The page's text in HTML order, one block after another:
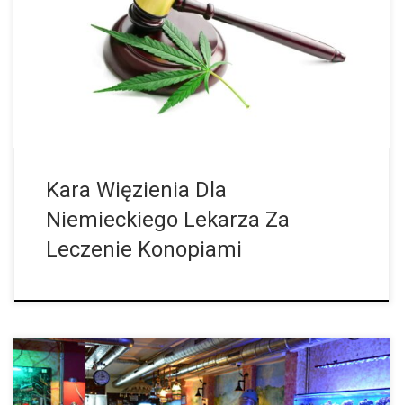
Negatywne Skutki Prohibicji Marihuany Od marca 2017 roku w
Niemczech marihuana jest dostępna do celów medycznych.
Jednak dostępności medycznej marihuany stoi na drodze wiele
biurokratycznych przeszkód, a pacjenci chcący korzystać […]
Kara Więzienia Dla
Niemieckiego Lekarza Za
Leczenie Konopiami